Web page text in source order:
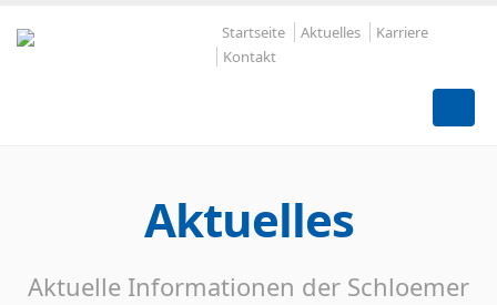
Startseite Aktuelles
Karriere
Kontakt
Aktuelles
Aktuelle Informationen der Schloemer